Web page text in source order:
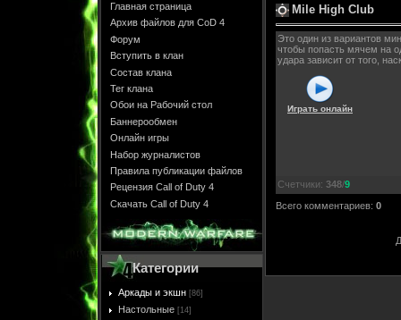
Главная страница
Архив файлов для CoD 4
Форум
Вступить в клан
Состав клана
Тег клана
Обои на Рабочий стол
Баннерообмен
Онлайн игры
Набор журналистов
Правила публикации файлов
Рецензия Call of Duty 4
Скачать Call of Duty 4
Категории
Аркады и экшн [86]
Настольные [14]
Mile High Club
Это один из вариантов
чтобы попасть мячем на
удара зависит от того,
Играть онлайн
Счетчики: 348/9
Всего комментариев: 0